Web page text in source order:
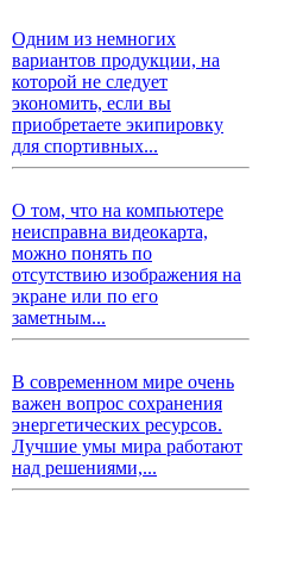
Одним из немногих
вариантов продукции, на
которой не следует
экономить, если вы
приобретаете экипировку
для спортивных...
О том, что на компьютере
неисправна видеокарта,
можно понять по
отсутствию изображения на
экране или по его
заметным...
В современном мире очень
важен вопрос сохранения
энергетических ресурсов.
Лучшие умы мира работают
над решениями,...